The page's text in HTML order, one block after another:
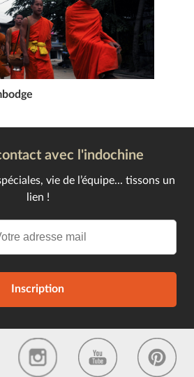
avec l'indochine
vie de l’équipe... tissons un
lien !
Inscription